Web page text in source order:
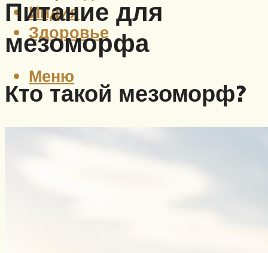
Индия
Здоровье
Меню
Питание для
мезоморфа
Кто такой мезоморф?